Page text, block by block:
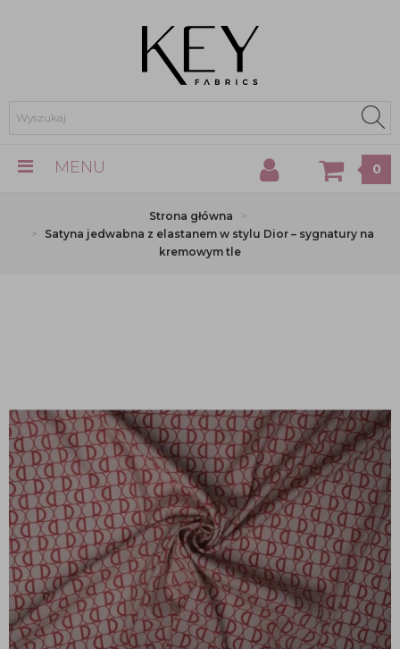
MENU 0
Strona główna
Satyna jedwabna z elastanem w stylu Dior – sygnatury na
kremowym tle